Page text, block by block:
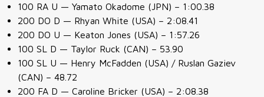
100 RA U — Yamato Okadome (JPN) – 1:00.38
200 DO D — Rhyan White (USA) – 2:08.41
200 DO U — Keaton Jones (USA) – 1:57.26
100 SL D — Taylor Ruck (CAN) – 53.90
100 SL U — Henry McFadden (USA) / Ruslan Gaziev
(CAN) – 48.72
200 FA D — Caroline Bricker (USA) – 2:08.38